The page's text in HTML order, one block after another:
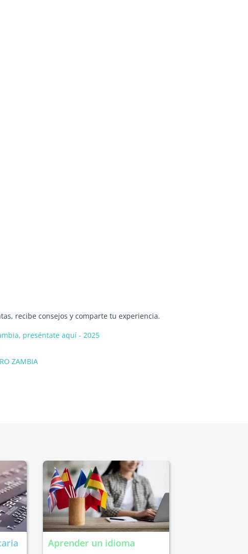
recibe consejos y comparte tu experiencia.
preséntate aquí - 2025
ZAMBIA
Aprender un idioma